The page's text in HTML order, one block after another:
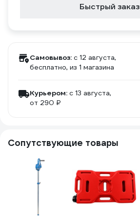
Быстрый заказ
Самовывоз: c 12 августа,
бесплатно, из 1 магазина
Курьером: c 13 августа,
от 290 ₽
Сопутствующие товары